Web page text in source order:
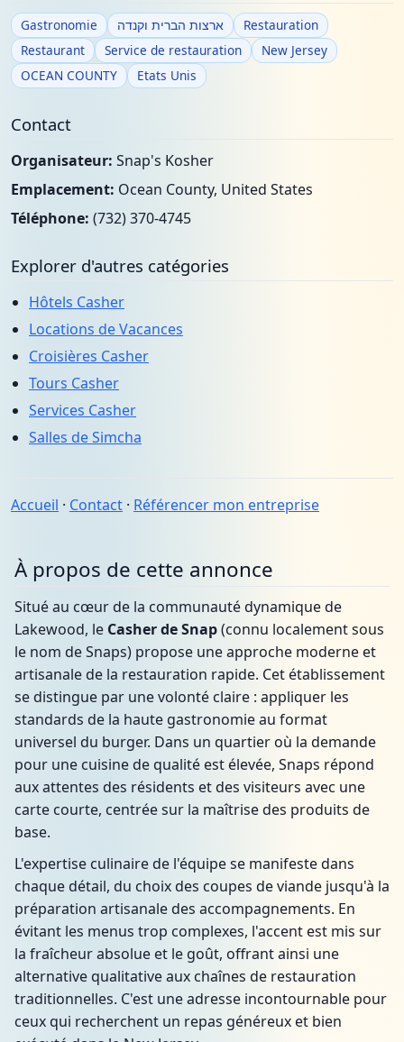
Gastronomie ארצות הברית וקנדה
Restauration
Restaurant
Service de restauration
New Jersey
OCEAN COUNTY
Etats Unis
Contact
Organisateur: Snap's Kosher
Emplacement: Ocean County, United States
Téléphone: (732) 370-4745
Explorer d'autres catégories
Hôtels Casher
Locations de Vacances
Croisières Casher
Tours Casher
Services Casher
Salles de Simcha
Accueil · Contact · Référencer mon entreprise
À propos de cette annonce
Situé au cœur de la communauté dynamique de
Lakewood, le Casher de Snap(connu localement sous
le nom de Snaps) propose une approche moderne et
artisanale de la restauration rapide. Cet établissement
se distingue par une volonté claire : appliquer les
standards de la haute gastronomie au format
universel du burger. Dans un quartier où la demande
pour une cuisine de qualité est élevée, Snaps répond
aux attentes des résidents et des visiteurs avec une
carte courte, centrée sur la maîtrise des produits de
base.
L'expertise culinaire de l'équipe se manifeste dans
chaque détail, du choix des coupes de viande jusqu'à la
préparation artisanale des accompagnements. En
évitant les menus trop complexes, l'accent est mis sur
la fraîcheur absolue et le goût, offrant ainsi une
alternative qualitative aux chaînes de restauration
traditionnelles. C'est une adresse incontournable pour
ceux qui recherchent un repas généreux et bien